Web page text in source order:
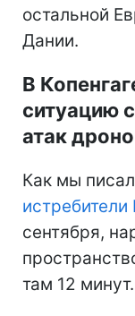
остальной
Дании.
В
ситуацию
атак
Как мы
сентября,
там 12 минут.